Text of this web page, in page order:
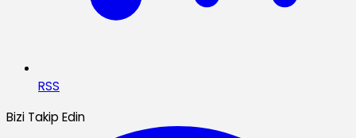
RSS
Bizi Takip Edin